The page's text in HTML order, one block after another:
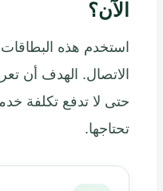
الآن؟
استخدم هذه
الاتصال. الهدف أن
حتى لا تدفع تكلفة
تحتاجها.